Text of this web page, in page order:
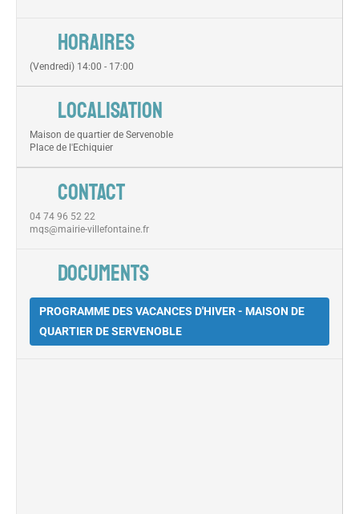
HORAIRES
(Vendredi) 14:00 - 17:00
LOCALISATION
Maison de quartier de Servenoble
Place de l'Echiquier
CONTACT
04 74 96 52 22
mqs@mairie-villefontaine.fr
DOCUMENTS
PROGRAMME DES VACANCES D'HIVER - MAISON DE
QUARTIER DE SERVENOBLE